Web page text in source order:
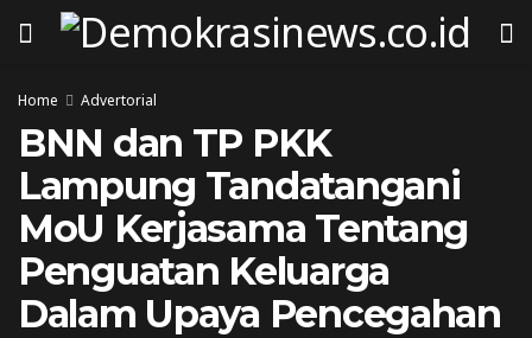
Home Advertorial
BNN dan TP PKK
Lampung Tandatangani
MoU Kerjasama Tentang
Penguatan Keluarga
Dalam Upaya Pencegahan